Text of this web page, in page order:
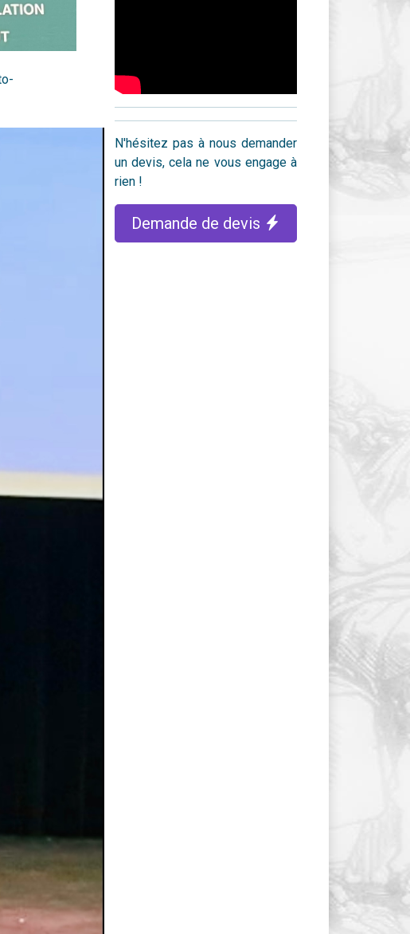
N'hésitez pas à nous demander
un devis, cela ne vous engage à
rien !
Demande de devis